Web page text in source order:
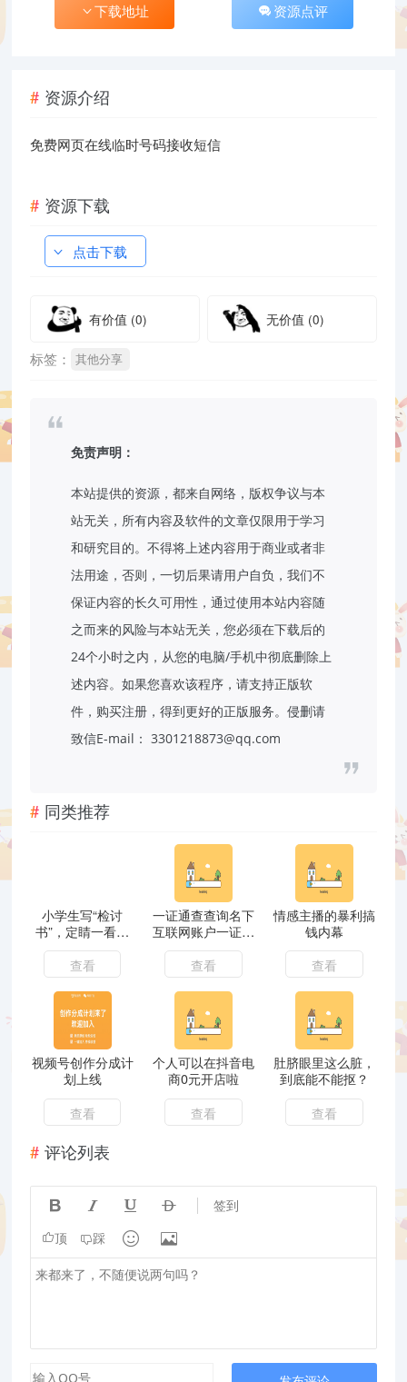
下载地址 资源点评
资源介绍
免费网页在线临时号码接收短信
资源下载
点击下载
有价值 (0) 无价值 (0)
标签： 其他分享
免责声明：
本站提供的资源，都来自网络，版权争议与本
站无关，所有内容及软件的文章仅限用于学习
和研究目的。不得将上述内容用于商业或者非
法用途，否则，一切后果请用户自负，我们不
保证内容的长久可用性，通过使用本站内容随
之而来的风险与本站无关，您必须在下载后的
24个小时之内，从您的电脑/手机中彻底删除上
述内容。如果您喜欢该程序，请支持正版软
件，购买注册，得到更好的正版服务。侵删请
致信E-mail： 3301218873@qq.com
同类推荐
小学生写“检讨
书”，定睛一看是
藏头诗，真被小学
生的机智打败了
查看
一证通查查询名下
互联网账户一证通
查查询名下互联网
账户
查看
情感主播的暴利搞
钱内幕
查看
视频号创作分成计
划上线
查看
个人可以在抖音电
商0元开店啦
查看
肚脐眼里这么脏，
到底能不能抠？
查看
评论列表
    签到
顶 踩  